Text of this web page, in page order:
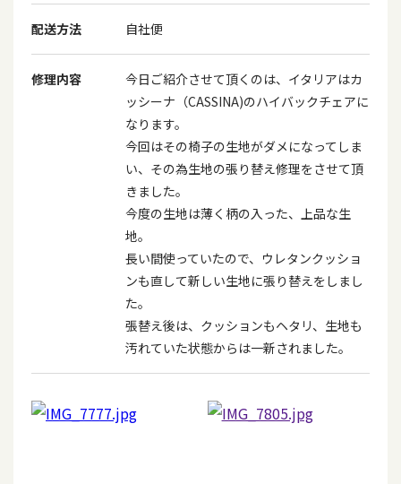
配送方法 自社便
修理内容
今日ご紹介させて頂くのは、イタリアはカ
ッシーナ（CASSINA)のハイバックチェアに
なります。
今回はその椅子の生地がダメになってしま
い、その為生地の張り替え修理をさせて頂
きました。
今度の生地は薄く柄の入った、上品な生
地。
長い間使っていたので、ウレタンクッショ
ンも直して新しい生地に張り替えをしまし
た。
張替え後は、クッションもヘタリ、生地も
汚れていた状態からは一新されました。